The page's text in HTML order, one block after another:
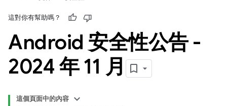
這對你有幫助嗎？
Android 安全性公告 -
2024 年 11 月
這個頁面中的內容